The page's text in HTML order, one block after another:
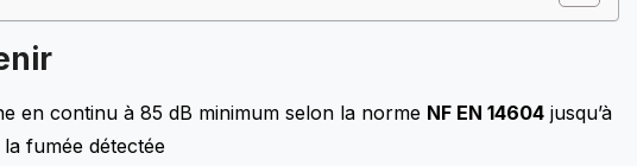
en continu à 85 dB minimum selon la norme NF EN 14604 jusqu’à
fumée détectée